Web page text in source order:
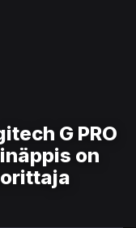
G PRO
on